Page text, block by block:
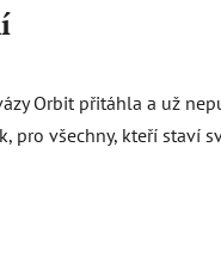
Orbit přitáhla a už
všechny, kteří staví